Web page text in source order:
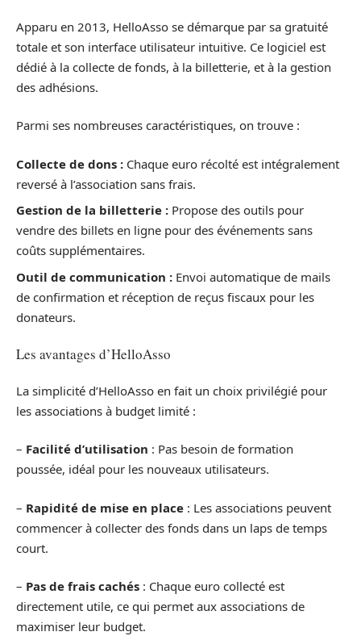
Apparu en 2013, HelloAsso se démarque par sa gratuité
totale et son interface utilisateur intuitive. Ce logiciel est
dédié à la collecte de fonds, à la billetterie, et à la gestion
des adhésions.
Parmi ses nombreuses caractéristiques, on trouve :
Collecte de dons : Chaque euro récolté est intégralement
reversé à l’association sans frais.
Gestion de la billetterie : Propose des outils pour
vendre des billets en ligne pour des événements sans
coûts supplémentaires.
Outil de communication : Envoi automatique de mails
de confirmation et réception de reçus fiscaux pour les
donateurs.
Les avantages d’HelloAsso
La simplicité d’HelloAsso en fait un choix privilégié pour
les associations à budget limité :
– Facilité d’utilisation : Pas besoin de formation
poussée, idéal pour les nouveaux utilisateurs.
– Rapidité de mise en place : Les associations peuvent
commencer à collecter des fonds dans un laps de temps
court.
– Pas de frais cachés : Chaque euro collecté est
directement utile, ce qui permet aux associations de
maximiser leur budget.